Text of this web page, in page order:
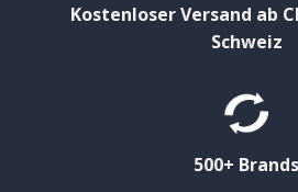
Kostenloser Versand ab
Schweiz
500+ Brands